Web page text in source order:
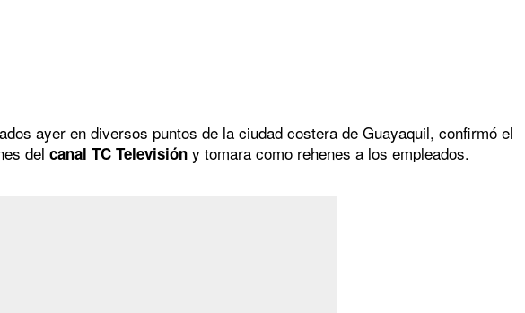
ayer en diversos puntos de la ciudad costera de Guayaquil, confirmó el
del canal TC Televisión y tomara como rehenes a los empleados.